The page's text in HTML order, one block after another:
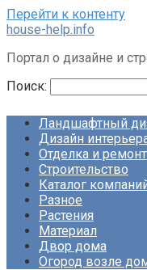
Перейти к контенту
house-help.info
Портал о дизайне и
Поиск:
Ландшафтный
Дизайн
Отделка и ремонт
Строительство
Каталог
Разное
Растения
Материал
Двор дома
Огород возле